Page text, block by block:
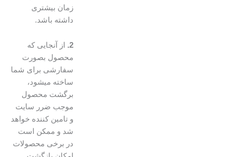
زمان بیشتری
داشته باشد.
از آنجایی که
محصول بصورت
سفارشی برای شما
ساخته میشود،
برگشت محصول
موجب ضرر سایت
و تامین کننده خواهد
شد و ممکن است
در برخی محصولات